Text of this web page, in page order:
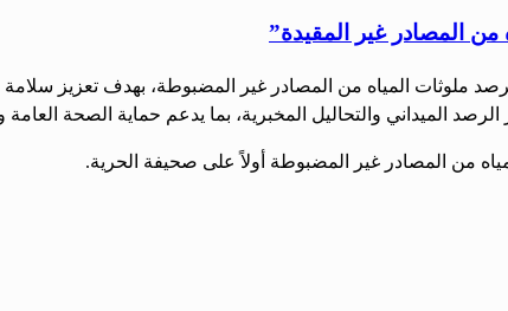
من المصادر غير المقيدة”
لرصد ملوثات المياه من المصادر غير المضبوطة، بهدف تعزيز
الميداني والتحاليل المخبرية، بما يدعم حماية الصحة
من المصادر غير المضبوطة أولاً على صحيفة الحرية.